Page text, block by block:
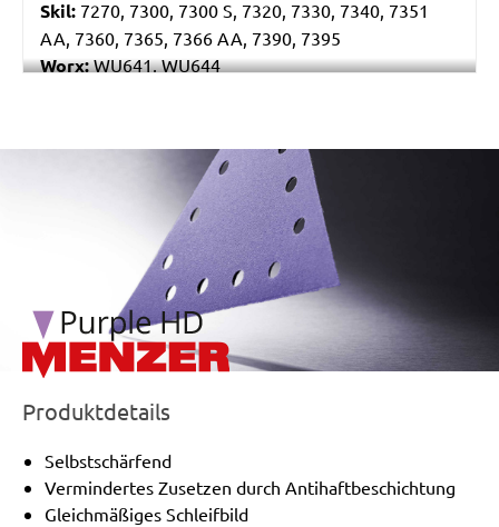
Skil: 7270, 7300, 7300 S, 7320, 7330, 7340, 7351
AA, 7360, 7365, 7366 AA, 7390, 7395
Worx:WU641, WU644
240A, PSS 240AE, PSS 250AE
ESS1890C, ESS2590V, S33K
D26422, D26423
SR 10-23 INTEC, SR 20-23, SR 356, SR 357,
SR 4350
Wegoma:LR 184 H
Einhell:EST 170
Peugeot:PV 240A, TV 4102
Black & Decker:
Festo / Festool:
LRS 93 G, LRS 93 M, RS 3 E-SFE, RS
300
/marketing/parallax/menzer/parallax_logos/
Produktdetails
Selbstschärfend
Vermindertes Zusetzen durch Antihaftbeschichtung
Gleichmäßiges Schleifbild